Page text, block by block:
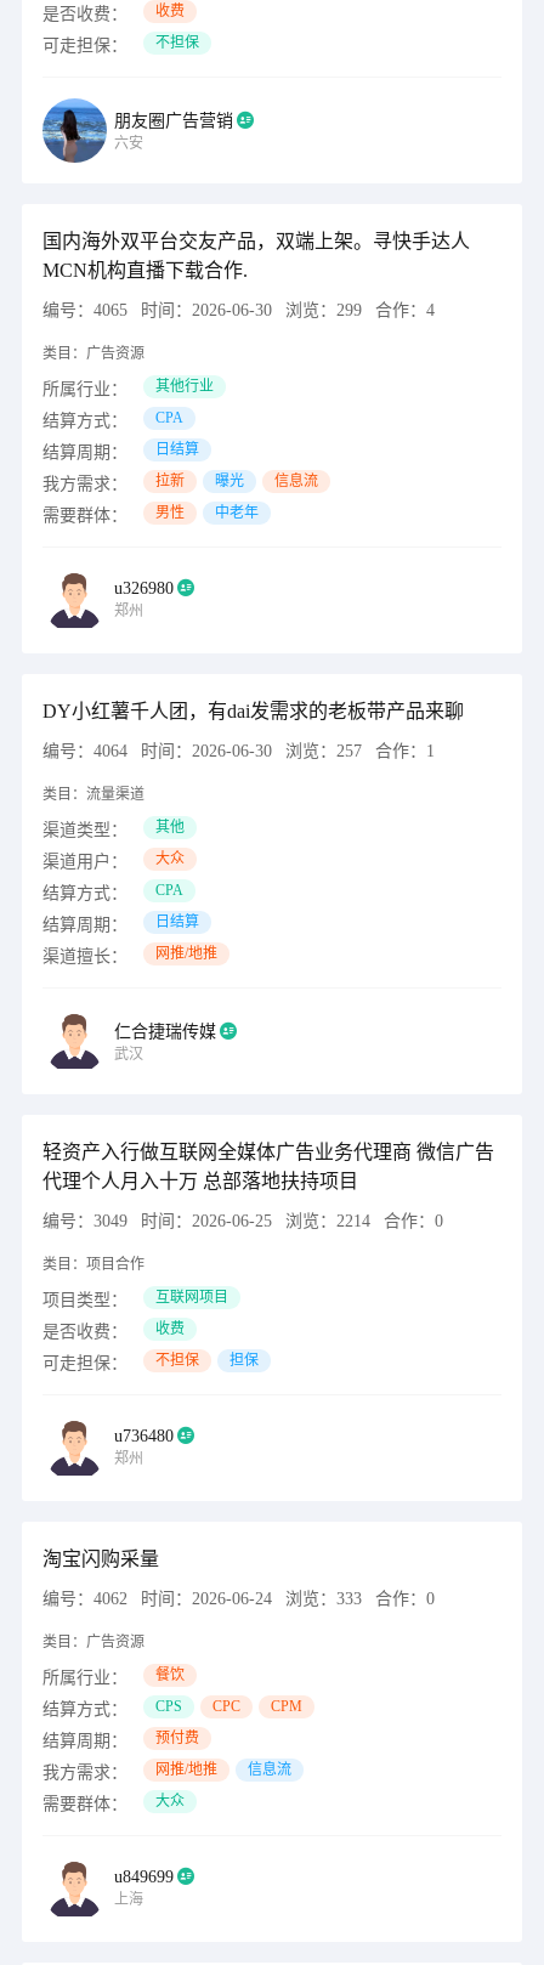
是否收费： 收费
可走担保： 不担保
朋友圈广告营销
六安
国内海外双平台交友产品，双端上架。寻快手达人
MCN机构直播下载合作.
编号： 4065 时间： 2026-06-30 浏览： 299 合作： 4
类目： 广告资源
所属行业： 其他行业
结算方式： CPA
结算周期： 日结算
我方需求： 拉新 曝光 信息流
需要群体： 男性 中老年
u326980
郑州
DY小红薯千人团，有dai发需求的老板带产品来聊
编号： 4064 时间： 2026-06-30 浏览： 257 合作： 1
类目： 流量渠道
渠道类型： 其他
渠道用户： 大众
结算方式： CPA
结算周期： 日结算
渠道擅长： 网推/地推
仁合捷瑞传媒
武汉
轻资产入行做互联网全媒体广告业务代理商 微信广告
代理个人月入十万 总部落地扶持项目
编号： 3049 时间： 2026-06-25 浏览： 2214 合作： 0
类目： 项目合作
项目类型： 互联网项目
是否收费： 收费
可走担保： 不担保 担保
u736480
郑州
淘宝闪购采量
编号： 4062 时间： 2026-06-24 浏览： 333 合作： 0
类目： 广告资源
所属行业： 餐饮
结算方式： CPS CPC CPM
结算周期： 预付费
我方需求： 网推/地推 信息流
需要群体： 大众
u849699
上海